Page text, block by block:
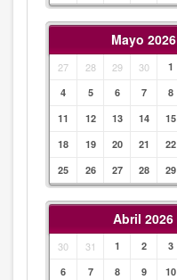
Mayo 2026
27 28 29 30 1
4
5 6 7 8
11
12 13 14 15
18
19 20 21 22
25
26 27 28 29
Abril 2026
30 31 1 2 3
6
7 8 9 10